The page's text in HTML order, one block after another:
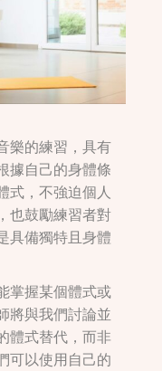
樂的練習，具有
據自己的身體條
式，不強迫個人
也鼓勵練習者對
具備獨特且身體
掌握某個體式或
將與我們討論並
體式替代，而非
可以使用自己的